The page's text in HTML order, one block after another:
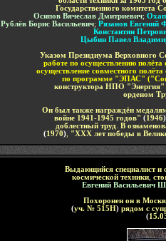
Государственного комитета
Осипов Вячеслав Дмитриевич;
Рублёв Борис Васильевич; Рязанов Евгений
Константин
Цыбин Павел
Указом Президиума Верховного
работе по осуществлению
осуществление совместного
по программе "ЭПАС"
конструктора НПО "Энергия"
орденом
Он был также награждён
войне 1941-1945 годов" (1946)
доблестный труд
В
(1970), "ХХХ лет победы в
Выдающийся специалисти
космической техники,
Евгений Васильевич
Похоронен он в
(уч. № 515Н) рядом с
(